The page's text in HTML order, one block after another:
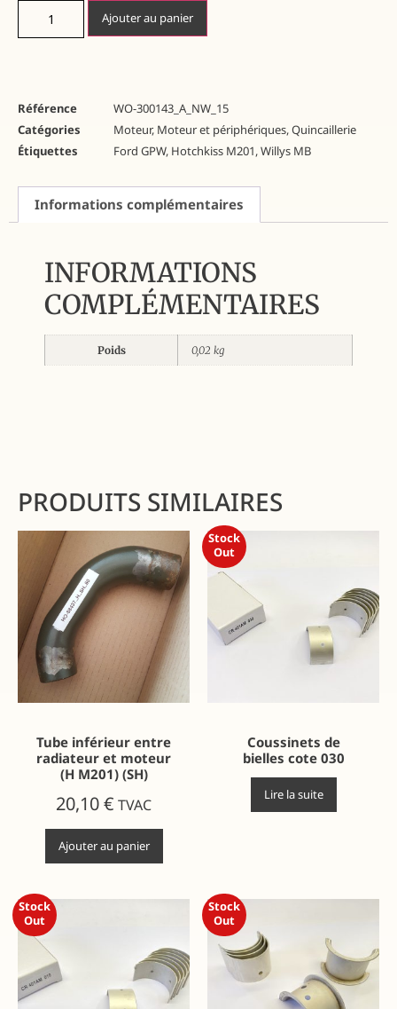
Ajouter au panier
Référence
WO-300143_A_NW_15
Catégories
Moteur, Moteur et périphériques,Quincaillerie
Étiquettes
Ford GPW, Hotchkiss M201,Willys MB
Informations complémentaires
INFORMATIONS
COMPLÉMENTAIRES
Poids 0,02 kg
PRODUITS SIMILAIRES
Tube inférieur entre
radiateur et moteur
(H M201) (SH)
20,10€ TVAC
Ajouter au panier
Stock
Out
Coussinets de
bielles cote 030
Lire la suite
Stock
Out
Stock
Out